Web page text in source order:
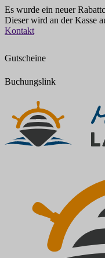
Es wurde ein neuer
Dieser wird an der Kasse
Zum
Kontakt
Gutscheine
Buchungslink